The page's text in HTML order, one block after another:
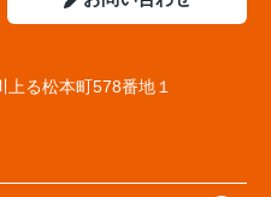
る松本町578番地１